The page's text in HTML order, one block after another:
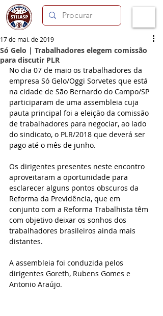
Só Gelo | Trabalhadores elegem comissão
para discutir PLR
17 de mai. de 2019
No dia 07 de maio os trabalhadores da
empresa Só Gelo/Oggi Sorvetes que está
na cidade de São Bernardo do Campo/SP
participaram de uma assembleia cuja
pauta principal foi a eleição da comissão
de trabalhadores para negociar, ao lado
do sindicato, o PLR/2018 que deverá ser
pago até o mês de junho.
Os dirigentes presentes neste encontro
aproveitaram a oportunidade para
esclarecer alguns pontos obscuros da
Reforma da Previdência, que em
conjunto com a Reforma Trabalhista têm
com objetivo deixar os sonhos dos
trabalhadores brasileiros ainda mais
distantes.
A assembleia foi conduzida pelos
dirigentes Goreth, Rubens Gomes e
Antonio Araújo.